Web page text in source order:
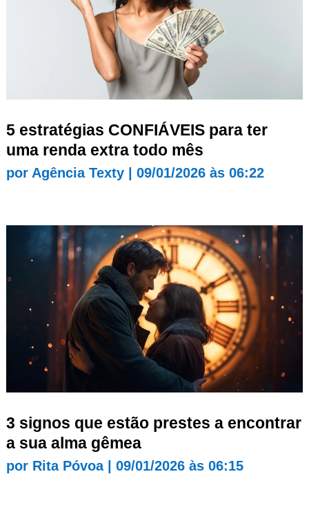
5 estratégias CONFIÁVEIS para ter
uma renda extra todo mês
por Agência Texty| 09/01/2026 às 06:22
3 signos que estão prestes a encontrar
a sua alma gêmea
por Rita Póvoa| 09/01/2026 às 06:15